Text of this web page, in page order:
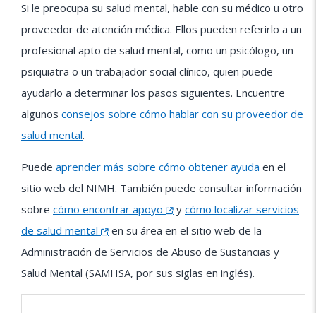
Si le preocupa su salud mental, hable con su médico u otro
proveedor de atención médica. Ellos pueden referirlo a un
profesional apto de salud mental, como un psicólogo, un
psiquiatra o un trabajador social clínico, quien puede
ayudarlo a determinar los pasos siguientes. Encuentre
algunos consejos sobre cómo hablar con su proveedor de
salud mental.
Puede aprender más sobre cómo obtener ayuda en el
sitio web del NIMH. También puede consultar información
sobre cómo encontrar apoyo y cómo localizar servicios
de salud mental
en su área en el sitio web de la
Administración de Servicios de Abuso de Sustancias y
Salud Mental (SAMHSA, por sus siglas en inglés).